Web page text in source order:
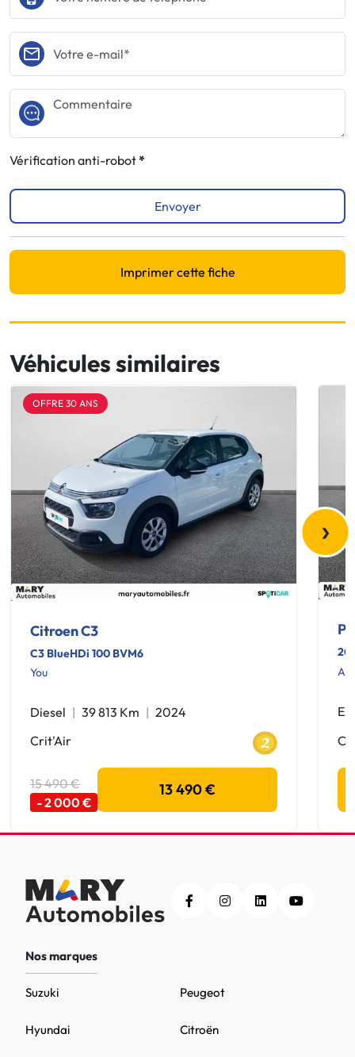
Vérification anti-robot
Envoyer
Imprimer cette fiche
Véhicules similaires
OFFRE 30 ANS
Citroen C3
C3 BlueHDi 100 BVM6
You
Diesel 39 813 Km
2024
Crit'Air
15 490 €
- 2 000 €
13 490 €
›
Nos marques
Peugeot
Citroën
Hyundai
Suzuki